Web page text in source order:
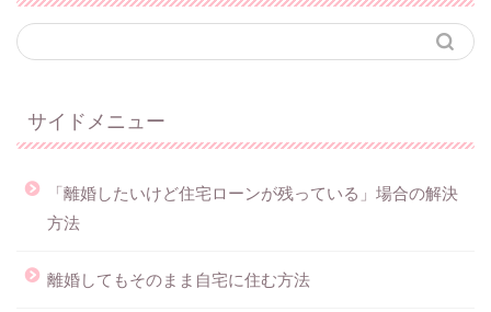
サイドメニュー
「離婚したいけど住宅ローンが残っている」場合の解決
方法
離婚してもそのまま自宅に住む方法